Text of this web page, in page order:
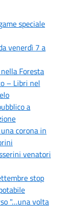
speciale
venerdì 7 a
Foresta
– Libri nel
a
corona in
venatori
stop
"…una volta